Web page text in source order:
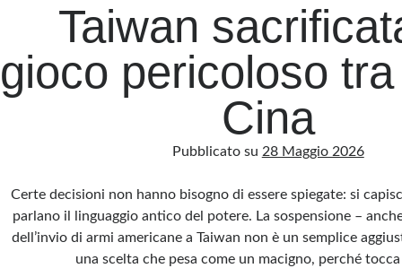
Taiwan
gioco pericoloso
Cina
Pubblicato su 28 Maggio 2026
Certe decisioni non hanno bisogno di essere spiegate: si
parlano il linguaggio antico del potere. La sospensione –
dell’invio di armi americane a Taiwan non è un semplice
una scelta che pesa come un macigno, perché